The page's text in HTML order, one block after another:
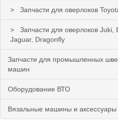
Запчасти для оверлоков
Запчасти для оверлоков Juki,
Jaguar, Dragonfly
Запчасти для промышленных
машин
Оборудование ВТО
Вязальные машины и аксессуары